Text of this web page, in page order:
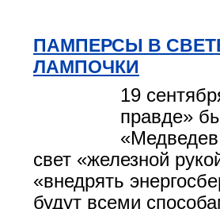
ПАМПЕРСЫ В
ЛАМПОЧКИ
19
правде»
«Медведев
свет «железной
«внедрять
будут всеми